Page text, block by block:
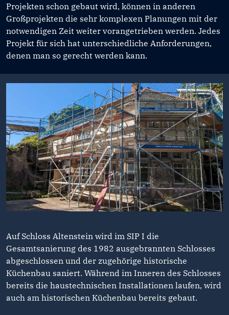
Projekten schon gebaut wird, können in anderen
Großprojekten die sehr komplexen Planungen mit der
notwendigen Zeit weiter vorangetrieben werden. Jedes
Projekt für sich hat unterschiedliche Anforderungen,
denen man so gerecht werden kann.
Auf Schloss Altenstein wird im SIP I die
Gesamtsanierung des 1982 ausgebrannten Schlosses
abgeschlossen und der zugehörige historische
Küchenbau saniert. Während im Inneren des Schlosses
bereits die haustechnischen Installationen laufen, wird
auch am historischen Küchenbau bereits gebaut.